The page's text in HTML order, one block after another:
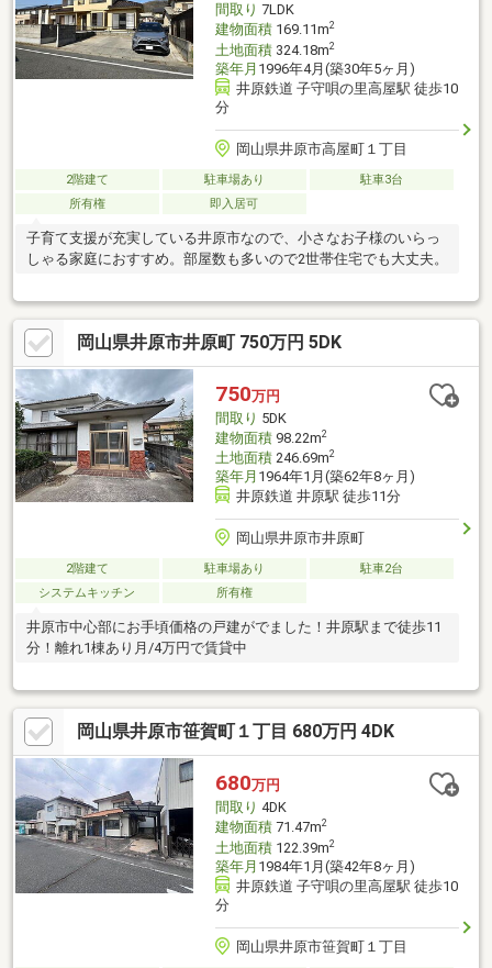
間取り 7LDK
建物面積169.11m2
土地面積324.18m2
築年月 1996年4月(築30年5ヶ月)
井原鉄道 子守唄の里高屋駅 徒歩10
分
岡山県井原市高屋町１丁目
2階建て 駐車場あり
駐車3台
所有権
即入居可
子育て支援が充実している井原市なので、小さなお子様のいらっ
しゃる家庭におすすめ。部屋数も多いので2世帯住宅でも大丈夫。
岡山県井原市井原町 750万円 5DK
750万円
間取り 5DK
建物面積98.22m2
土地面積246.69m2
築年月 1964年1月(築62年8ヶ月)
井原鉄道 井原駅 徒歩11分
岡山県井原市井原町
2階建て 駐車場あり
駐車2台
システムキッチン
所有権
井原市中心部にお手頃価格の戸建がでました！井原駅まで徒歩11
分！離れ1棟あり月/4万円で賃貸中
岡山県井原市笹賀町１丁目 680万円 4DK
680万円
間取り 4DK
建物面積71.47m2
土地面積122.39m2
築年月 1984年1月(築42年8ヶ月)
井原鉄道 子守唄の里高屋駅 徒歩10
分
岡山県井原市笹賀町１丁目